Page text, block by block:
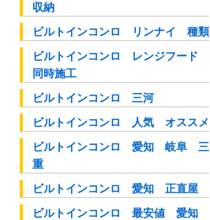
収納
ビルトインコンロ リンナイ 種類
ビルトインコンロ レンジフード
同時施工
ビルトインコンロ 三河
ビルトインコンロ 人気 オススメ
ビルトインコンロ 愛知 岐阜 三
重
ビルトインコンロ 愛知 正直屋
ビルトインコンロ 最安値 愛知